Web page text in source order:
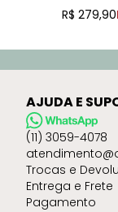
R$ 279,90
AJUDA E
(11) 3059-4078
Trocas e
Entrega e Frete
Pagamento